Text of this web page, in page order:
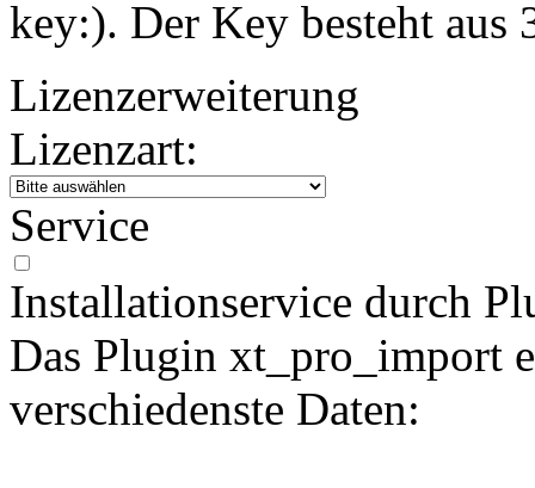
key:). Der Key besteht aus
Lizenzerweiterung
Lizenzart:
Service
Installationservice durch
Das Plugin xt_pro_import
verschiedenste Daten: